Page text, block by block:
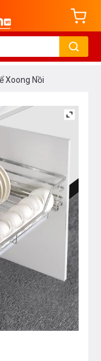
Xoong Nồi